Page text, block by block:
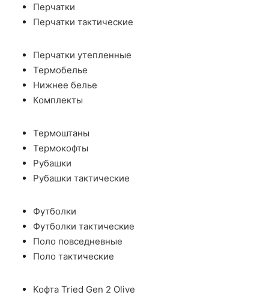
Перчатки
Перчатки тактические
Перчатки утепленные
Термобелье
Нижнее белье
Комплекты
Термоштаны
Термокофты
Рубашки
Рубашки тактические
Футболки
Футболки тактические
Поло повседневные
Поло тактические
Кофта Tried Gen 2 Olive